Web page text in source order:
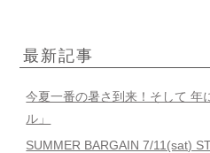
最新記事
今夏一番の暑さ到来！そして 年
ル」
SUMMER BARGAIN 7/11(sat)